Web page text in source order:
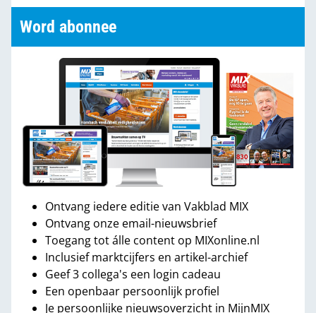
Word abonnee
Ontvang iedere editie van Vakblad MIX
Ontvang onze email-nieuwsbrief
Toegang tot álle content op MIXonline.nl
Inclusief marktcijfers en artikel-archief
Geef 3 collega's een login cadeau
Een openbaar persoonlijk profiel
Je persoonlijke nieuwsoverzicht in MijnMIX